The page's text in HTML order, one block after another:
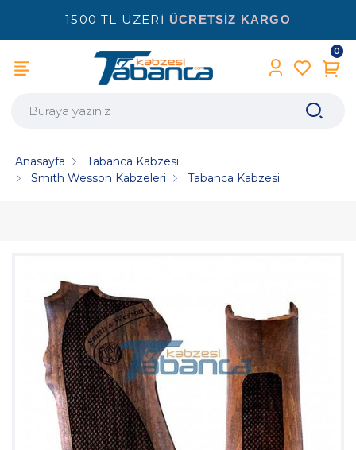
1500 TL ÜZERİ ÜCRETSİZ KARGO
0
Anasayfa
Tabanca Kabzesi
Smıth Wesson Kabzeleri
Tabanca Kabzesi